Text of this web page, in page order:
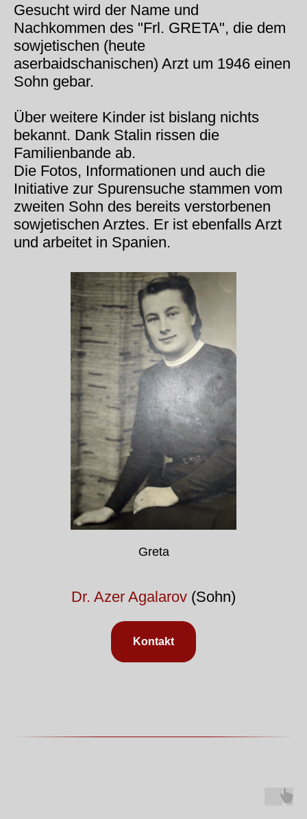
Gesucht wird der Name und
Nachkommen des "Frl. GRETA", die dem
sowjetischen (heute
aserbaidschanischen) Arzt um 1946 einen
Sohn gebar.
Über weitere Kinder ist bislang nichts
bekannt. Dank Stalin rissen die
Familienbande ab.
Die Fotos, Informationen und auch die
Initiative zur Spurensuche stammen vom
zweiten Sohn des bereits verstorbenen
sowjetischen Arztes. Er ist ebenfalls Arzt
und arbeitet in Spanien.
Greta
Dr. Azer Agalarov (Sohn)
Kontakt